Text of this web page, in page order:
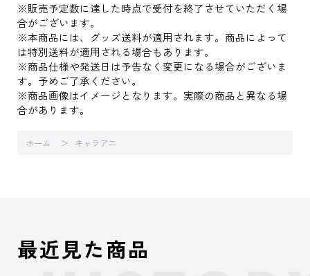
※販売予定数に達した時点で受付を終了させていただく場
合がございます。
※本商品には、グッズ送料が適用されます。商品によって
は特別送料が適用される場合もあります。
※商品仕様や発送日は予告なく変更になる場合がございま
す。予めご了承ください。
※商品画像はイメージとなります。実際の商品と異なる場
合があります。
ホーム キャラアニ
最近見た商品